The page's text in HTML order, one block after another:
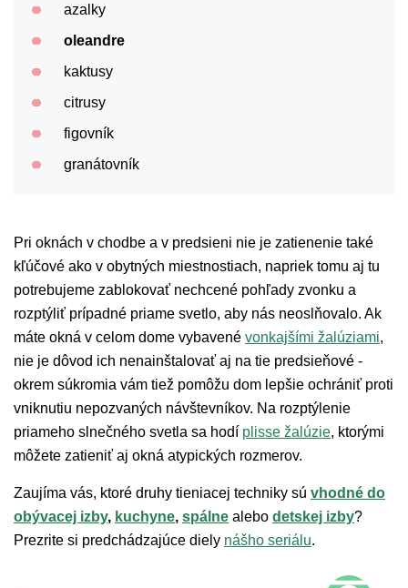
azalky
oleandre
kaktusy
citrusy
figovník
granátovník
Pri oknách v chodbe a v predsieni nie je zatienenie také
kľúčové ako v obytných miestnostiach, napriek tomu aj tu
potrebujeme zablokovať nechcené pohľady zvonku a
rozptýliť prípadné priame svetlo, aby nás neoslňovalo. Ak
máte okná v celom dome vybavené vonkajšími žalúziami,
nie je dôvod ich nenainštalovať aj na tie predsieňové -
okrem súkromia vám tiež pomôžu dom lepšie ochrániť proti
vniknutiu nepozvaných návštevníkov. Na rozptýlenie
priameho slnečného svetla sa hodí plisse žalúzie, ktorými
môžete zatieniť aj okná atypických rozmerov.
Zaujíma vás, ktoré druhy tieniacej techniky sú vhodné do
obývacej izby, kuchyne, spálne alebo detskej izby?
Prezrite si predchádzajúce diely nášho seriálu.